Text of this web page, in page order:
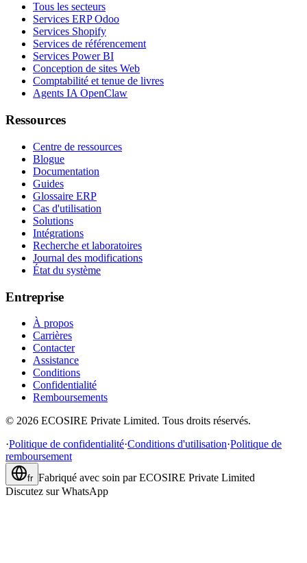
Tous les secteurs
Services ERP Odoo
Services Shopify
Services de référencement
Services Power BI
Conception de sites Web
Comptabilité et tenue de livres
Agents IA OpenClaw
Ressources
Centre de ressources
Blogue
Documentation
Guides
Glossaire ERP
Cas d'utilisation
Solutions
Intégrations
Recherche et laboratoires
Journal des modifications
État du système
Entreprise
À propos
Carrières
Contacter
Assistance
Conditions
Confidentialité
Remboursements
© 2026 ECOSIRE Private Limited. Tous droits réservés.
·Politique de confidentialité·Conditions d'utilisation·Politique de
remboursement
fr Fabriqué avec soin par ECOSIRE Private Limited
Discutez sur WhatsApp